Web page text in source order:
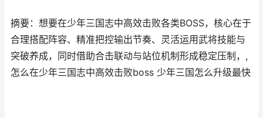
摘要：想要在少年三国志中高效击败各类BOSS，核心在于
合理搭配阵容、精准把控输出节奏、灵活运用武将技能与
突破养成，同时借助合击联动与站位机制形成稳定压制，,
怎么在少年三国志中高效击败boss 少年三国怎么升级最快